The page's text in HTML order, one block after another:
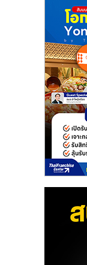
ไชส์
แฟ
ไชส์
ขาย
หน้า